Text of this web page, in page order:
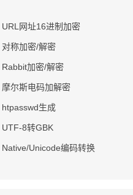
URL网址16进制加密
对称加密/解密
Rabbit加密/解密
摩尔斯电码加解密
htpasswd生成
UTF-8转GBK
Native/Unicode编码转换